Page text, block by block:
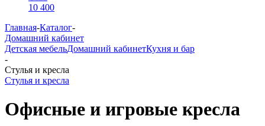
10 400
Главная-Каталог-
Домашний кабинет
Детская мебельДомашний кабинетКухня и бар
-
Стулья и кресла
Стулья и кресла
Офисные и игровые кресла